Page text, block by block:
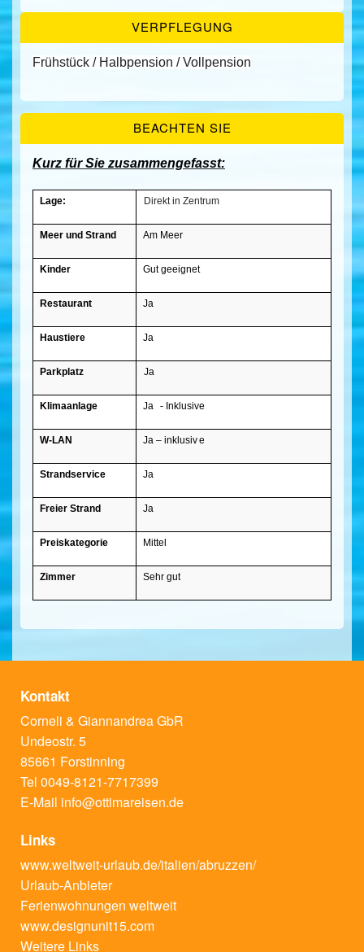
VERPFLEGUNG
Frühstück / Halbpension / Vollpension
BEACHTEN SIE
Kurz für Sie zusammengefasst:
Lage: Direkt in Zentrum
Meer und Strand Am Meer
Kinder Gut geeignet
Restaurant Ja
Haustiere Ja
Parkplatz Ja
Klimaanlage Ja - Inklusive
W-LAN Ja – inklusive
Strandservice Ja
Freier Strand Ja
Preiskategorie Mittel
Zimmer Sehr gut
Kontakt
Corneli & Giannandrea GbR
Undeostr. 5
85661 Forstinning
Tel 0049-8121-7717399
E-Mail info@ottimareisen.de
Links
www.weltweit-urlaub.de/italien/abruzzen/
Urlaub-Anbieter
Ferienwohnungen weltweit
www.designunit15.com
Weitere Links